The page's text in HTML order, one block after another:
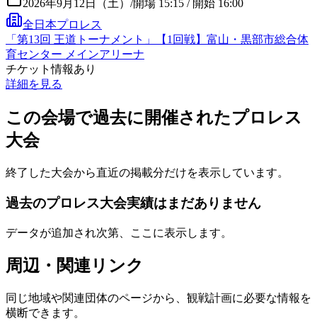
2026年9月12日（土） /開場 15:15 / 開始 16:00
全日本プロレス
「第13回 王道トーナメント」【1回戦】富山・黒部市総合体
育センター メインアリーナ
チケット情報あり
詳細を見る
この会場で過去に開催されたプロレス
大会
終了した大会から直近の掲載分だけを表示しています。
過去のプロレス大会実績はまだありません
データが追加され次第、ここに表示します。
周辺・関連リンク
同じ地域や関連団体のページから、観戦計画に必要な情報を
横断できます。